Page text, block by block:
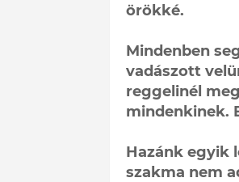
örökké.
Mindenben
vadászott
reggelinél
mindenkinek.
Hazánk egyik
szakma nem